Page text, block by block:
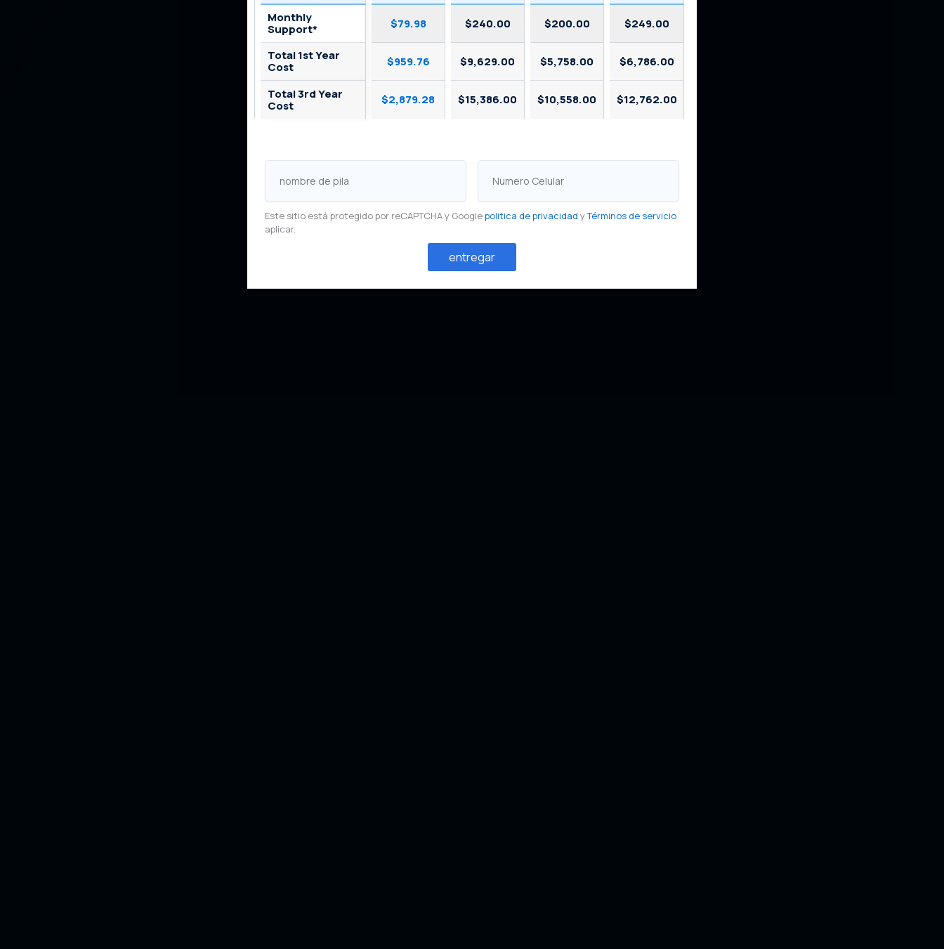
Monthly
Support*
$79.98 $240.00 $200.00 $249.00
Total 1st Year
Cost
$959.76 $9,629.00 $5,758.00 $6,786.00
Total 3rd Year
Cost
$2,879.28 $15,386.00 $10,558.00 $12,762.00
nombre
Numero
Celular
Este sitio está protegido por reCAPTCHA y Googlepolitica de privacidad yTérminos de servicio
aplicar.
entregar